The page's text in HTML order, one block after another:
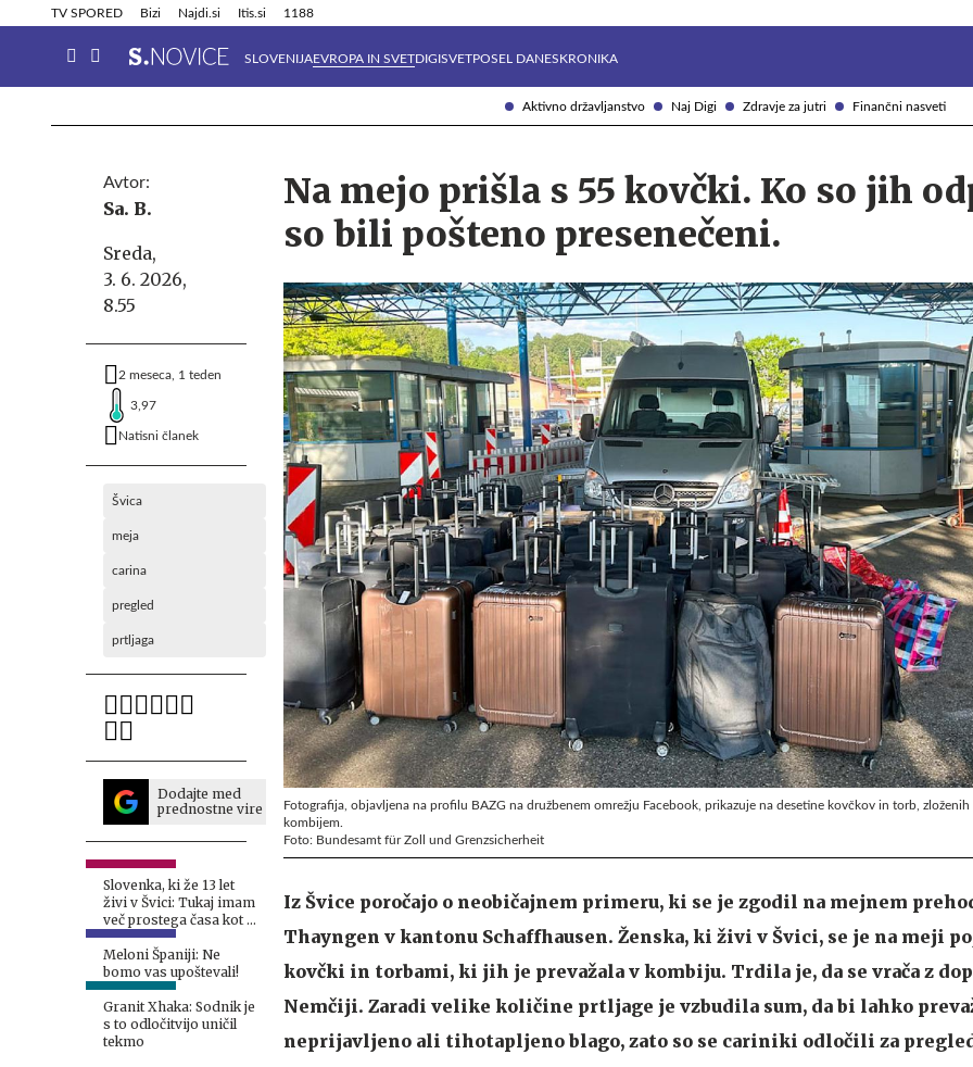
Aktivno državljanstvo Naj Digi Zdravje za jutri Finančni nasveti
TV SPORED Bizi Najdi.si Itis.si 1188
SLOVENIJAEVROPA IN SVETDIGISVETPOSEL DANESKRONIKA
Info in obvestila Tehnik
Avtor:
Sa. B.
Sreda,
3. 6. 2026,
8.55
2 meseca, 1 teden
3,97
Natisni članek
Švica
meja
carina
pregled
prtljaga
Dodajte med
prednostne vire
Slovenka, ki že 13 let
živi v Švici: Tukaj imam
več prostega časa kot v
Sloveniji
Meloni Španiji: Ne
bomo vas upoštevali!
Granit Xhaka: Sodnik je
s to odločitvijo uničil
tekmo
Na mejo prišla s 55 kovčki. Ko so jih
so bili pošteno presenečeni.
Fotografija, objavljena na profilu BAZG na družbenem omrežju Facebook, prikazuje na desetine kovčkov in torb,
kombijem.
Foto: Bundesamt für Zoll und Grenzsicherheit
Iz Švice poročajo o neobičajnem primeru, ki se je zgodil na mejnem
Thayngen v kantonu Schaffhausen. Ženska, ki živi v Švici, se je na meji
kovčki in torbami, ki jih je prevažala v kombiju. Trdila je, da se vrača z
Nemčiji. Zaradi velike količine prtljage je vzbudila sum, da bi lahko
neprijavljeno ali tihotapljeno blago, zato so se cariniki odločili za